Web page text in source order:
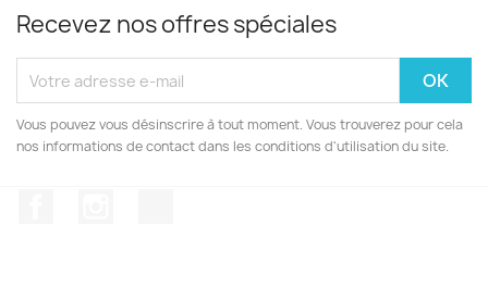
Recevez nos offres spéciales
Vous pouvez vous désinscrire à tout moment. Vous trouverez pour cela
nos informations de contact dans les conditions d'utilisation du site.